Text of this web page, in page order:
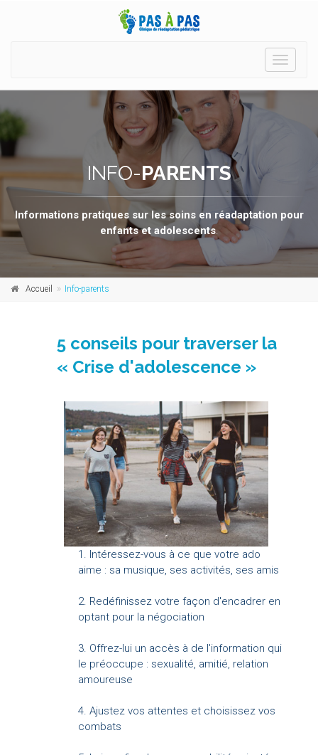
Toggle
INFO-PARENTS
Informations pratiques sur les soins en réadaptation pour
enfants et adolescents.
Accueil Info-parents
5 conseils pour traverser la
« Crise d'adolescence »
1. Intéressez-vous à ce que votre ado
aime : sa musique, ses activités, ses amis
2. Redéfinissez votre façon d'encadrer en
optant pour la négociation
3. Offrez-lui un accès à de l'information qui
le préoccupe : sexualité, amitié, relation
amoureuse
4. Ajustez vos attentes et choisissez vos
combats